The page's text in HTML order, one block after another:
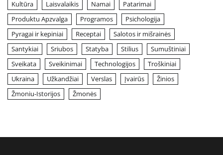
Kultūra
Laisvalaikis Namai
Patarimai
Produktu Apzvalga
Programos
Psichologija
Pyragai ir kepiniai
Receptai
Salotos ir mišrainės
Santykiai
Sriubos Statyba Stilius
Sumuštiniai
Sveikata
Sveikinimai Technologijos
Troškiniai
Ukraina
Užkandžiai Verslas Įvairūs
Žinios
Žmoniu-Istorijos
Žmonės